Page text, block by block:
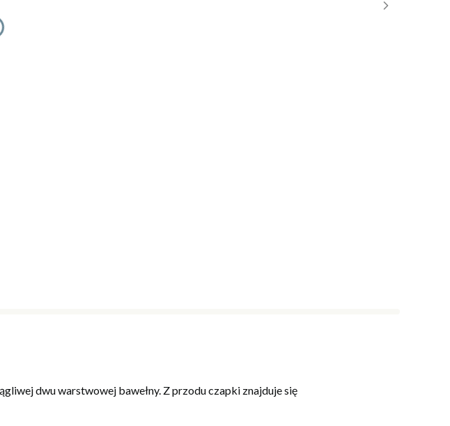
dwu warstwowej bawełny. Z przodu czapki znajduje się